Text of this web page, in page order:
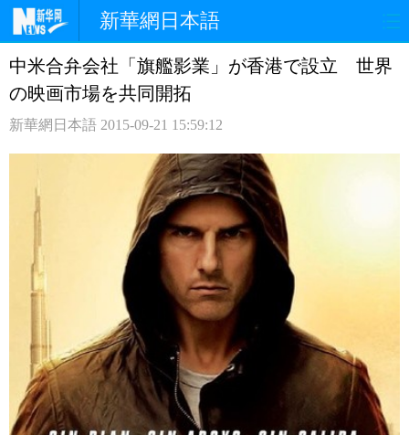
新華網日本語
ホームページ 政治 経済
評論
中米合弁会社「旗艦影業」が香港で設立 世界
の映画市場を共同開拓
新華網日本語 2015-09-21 15:59:12